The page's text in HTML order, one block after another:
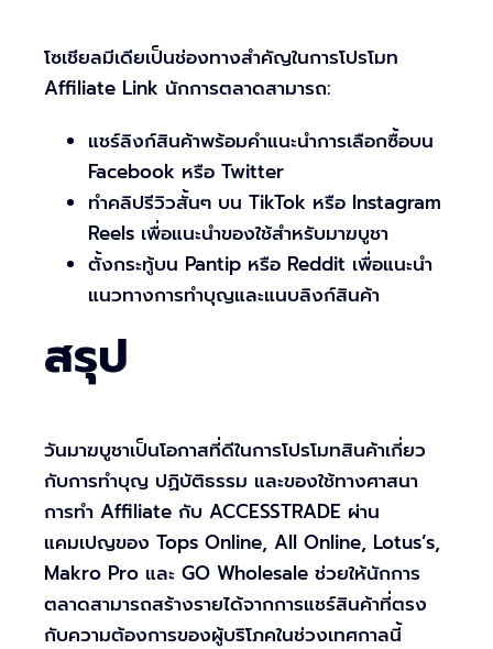
โซเชียลมีเดียเป็นช่องทางสำคัญในการโปรโมท
Affiliate Link นักการตลาดสามารถ:
แชร์ลิงก์สินค้าพร้อมคำแนะนำการเลือกซื้อบน
Facebook หรือ Twitter
ทำคลิปรีวิวสั้นๆ บน TikTok หรือ Instagram
Reels เพื่อแนะนำของใช้สำหรับมาฆบูชา
ตั้งกระทู้บน Pantip หรือ Reddit เพื่อแนะนำ
แนวทางการทำบุญและแนบลิงก์สินค้า
สรุป
วันมาฆบูชาเป็นโอกาสที่ดีในการโปรโมทสินค้าเกี่ยว
กับการทำบุญ ปฏิบัติธรรม และของใช้ทางศาสนา
การทำ Affiliate กับ ACCESSTRADE ผ่าน
แคมเปญของ Tops Online, All Online, Lotus’s,
Makro Pro และ GO Wholesale ช่วยให้นักการ
ตลาดสามารถสร้างรายได้จากการแชร์สินค้าที่ตรง
กับความต้องการของผู้บริโภคในช่วงเทศกาลนี้